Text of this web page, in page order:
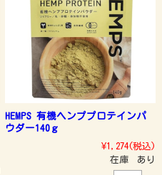
HEMPS 有機ヘンププロテインパ
ウダー140ｇ
¥1,274(税込)
在庫 あり